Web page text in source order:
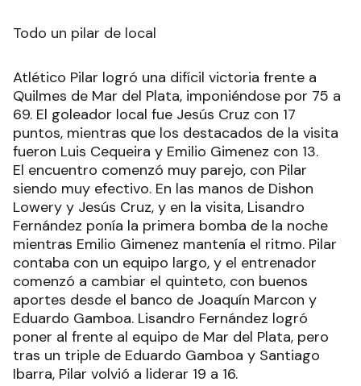
Todo un pilar de local
Atlético Pilar logró una difícil victoria frente a
Quilmes de Mar del Plata, imponiéndose por 75 a
69. El goleador local fue Jesús Cruz con 17
puntos, mientras que los destacados de la visita
fueron Luis Cequeira y Emilio Gimenez con 13.
El encuentro comenzó muy parejo, con Pilar
siendo muy efectivo. En las manos de Dishon
Lowery y Jesús Cruz, y en la visita, Lisandro
Fernández ponía la primera bomba de la noche
mientras Emilio Gimenez mantenía el ritmo. Pilar
contaba con un equipo largo, y el entrenador
comenzó a cambiar el quinteto, con buenos
aportes desde el banco de Joaquín Marcon y
Eduardo Gamboa. Lisandro Fernández logró
poner al frente al equipo de Mar del Plata, pero
tras un triple de Eduardo Gamboa y Santiago
Ibarra, Pilar volvió a liderar 19 a 16.